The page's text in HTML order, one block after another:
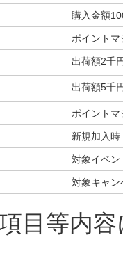
購入金額
ポイント
出荷額2千
出荷額5千
ポイント
新規加入時
対象イベン
対象キャン
目等内